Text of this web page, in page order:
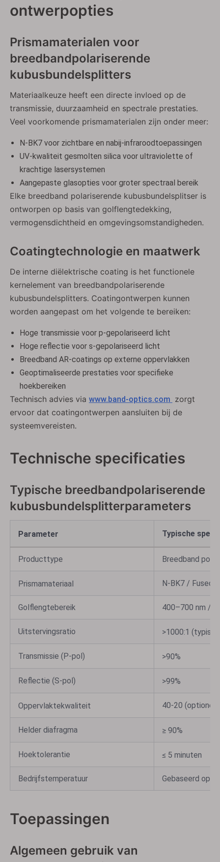
ontwerpopties
Prismamaterialen voor
breedbandpolariserende
kubusbundelsplitters
Materiaalkeuze heeft een directe invloed op de
transmissie, duurzaamheid en spectrale prestaties.
Veel voorkomende prismamaterialen zijn onder meer:
N-BK7 voor zichtbare en nabij-infraroodtoepassingen
UV-kwaliteit gesmolten silica voor ultraviolette of
krachtige lasersystemen
Aangepaste glasopties voor groter spectraal bereik
Elke breedband polariserende kubusbundelsplitser is
ontworpen op basis van golflengtedekking,
vermogensdichtheid en omgevingsomstandigheden.
Coatingtechnologie en maatwerk
De interne diëlektrische coating is het functionele
kernelement van breedbandpolariserende
kubusbundelsplitters. Coatingontwerpen kunnen
worden aangepast om het volgende te bereiken:
Hoge transmissie voor p-gepolariseerd licht
Hoge reflectie voor s-gepolariseerd licht
Breedband AR-coatings op externe oppervlakken
Geoptimaliseerde prestaties voor specifieke
hoekbereiken
Technisch advies via www.band-optics.com zorgt
ervoor dat coatingontwerpen aansluiten bij de
systeemvereisten.
Technische specificaties
Typische breedbandpolariserende
kubusbundelsplitterparameters
Parameter Typische
Producttype Breedband
Prismamateriaal N-BK7 / Fused
Golflengtebereik 400–700 nm /
Uitstervingsratio >1000:1
Transmissie (P-pol) >90%
Reflectie (S-pol) >99%
Oppervlaktekwaliteit 40-20
Helder diafragma ≥ 90%
Hoektolerantie ≤ 5 minuten
Bedrijfstemperatuur Gebaseerd op
Toepassingen
Algemeen gebruik van